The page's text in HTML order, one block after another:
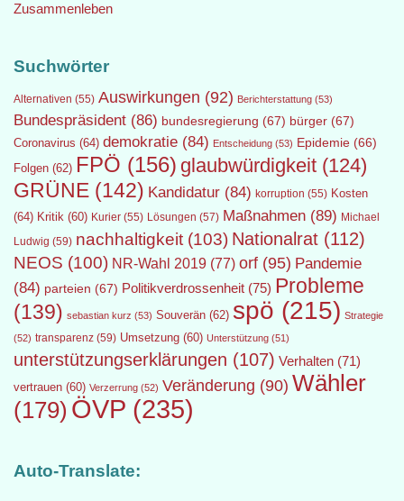
Zusammenleben
Suchwörter
Alternativen (55) Auswirkungen (92) Berichterstattung (53)
Bundespräsident (86) bundesregierung (67) bürger (67)
Coronavirus (64) demokratie (84) Entscheidung (53) Epidemie (66)
Folgen (62) FPÖ (156) glaubwürdigkeit (124)
GRÜNE (142) Kandidatur (84) korruption (55) Kosten
(64) Kritik (60) Kurier (55) Lösungen (57) Maßnahmen (89) Michael
Ludwig (59) nachhaltigkeit (103) Nationalrat (112)
NEOS (100) NR-Wahl 2019 (77) orf (95) Pandemie
(84) parteien (67) Politikverdrossenheit (75) Probleme
(139) sebastian kurz (53) Souverän (62) spö (215) Strategie
(52) transparenz (59) Umsetzung (60) Unterstützung (51)
unterstützungserklärungen (107) Verhalten (71)
vertrauen (60) Verzerrung (52) Veränderung (90) Wähler
(179) ÖVP (235)
Auto-Translate: